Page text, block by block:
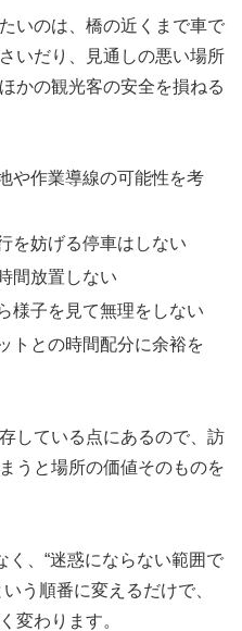
いのは、橋の近くまで車で
いだり、見通しの悪い場所
かの観光客の安全を損ねる
や作業導線の可能性を考
を妨げる停車はしない
間放置しない
様子を見て無理をしない
トとの時間配分に余裕を
している点にあるので、訪
うと場所の価値そのものを
く、“迷惑にならない範囲で
う順番に変えるだけで、
変わります。